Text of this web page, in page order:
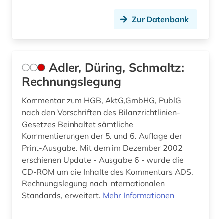
bundesrecht (13)
bundesrepublik deutschland (1)
bundesrichtergesetz (1)
bundestag (2)
bundesverfassungsgericht (5)
Zur Datenbank
Adler, Düring, Schmaltz:
Rechnungslegung
Kommentar zum HGB, AktG,GmbHG, PublG
nach den Vorschriften des Bilanzrichtlinien-
Gesetzes Beinhaltet sämtliche
Kommentierungen der 5. und 6. Auflage der
Print-Ausgabe. Mit dem im Dezember 2002
erschienen Update - Ausgabe 6 - wurde die
CD-ROM um die Inhalte des Kommentars ADS,
Rechnungslegung nach internationalen
Standards, erweitert. Mehr Informationen